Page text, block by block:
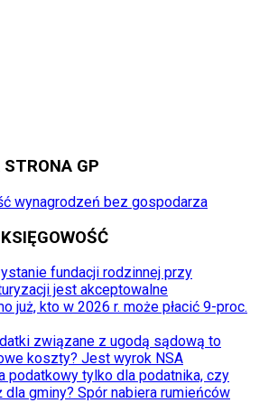
GP
wynagrodzeń bez gospodarza
fundacji rodzinnej przy
jest akceptowalne
już, kto w 2026 r. może płacić 9-proc.
związane z ugodą sądową to
koszty? Jest wyrok NSA
podatkowy tylko dla podatnika, czy
dla gminy? Spór nabiera rumieńców